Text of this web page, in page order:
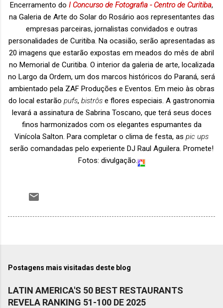
Encerramento do I Concurso de Fotografia - Centro de Curitiba,
na Galeria de Arte do Solar do Rosário aos representantes das
empresas parceiras, jornalistas convidados e outras
personalidades de Curitiba. Na ocasião, serão apresentadas as
20 imagens que estarão expostas em meados do mês de abril
no Memorial de Curitiba. O interior da galeria de arte, localizada
no Largo da Ordem, um dos marcos históricos do Paraná, será
ambientado pela ZAF Produções e Eventos. Em meio às obras
do local estarão pufs, bistrôs e flores especiais. A gastronomia
levará a assinatura de Sabrina Toscano, que terá seus doces
finos harmonizados com os elegantes espumantes da
Vinícola Salton. Para completar o clima de festa, as pic ups
serão comandadas pelo experiente DJ Raul Aguilera. Promete!
Fotos: divulgação.
Postagens mais visitadas deste blog
LATIN AMERICA'S 50 BEST RESTAURANTS
REVELA RANKING 51-100 DE 2025